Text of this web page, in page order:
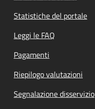
Statistiche del portale
Leggi le FAQ
Pagamenti
Riepilogo valutazioni
Segnalazione disservizio